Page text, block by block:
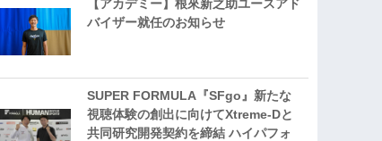
【アカデミー】根來新之助ユースアド
バイザー就任のお知らせ
SUPER FORMULA『SFgo』新たな
視聴体験の創出に向けてXtreme-Dと
共同研究開発契約を締結 ハイパフォ